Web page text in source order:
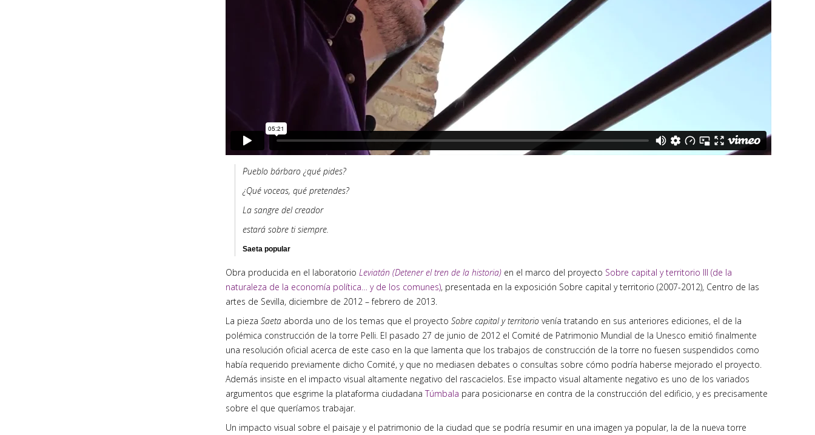
Pueblo bárbaro ¿qué pides?
¿Qué voceas, qué pretendes?
La sangre del creador
estará sobre ti siempre.
Saeta popular
Obra producida en el laboratorio Leviatán (Detener el tren de la historia) en el marco del proyecto Sobre capital y territorio III (de la
naturaleza de la economía política… y de los comunes), presentada en la exposición Sobre capital y territorio (2007-2012), Centro de las
artes de Sevilla, diciembre de 2012 – febrero de 2013.
La pieza Saeta aborda uno de los temas que el proyecto Sobre capital y territorio venía tratando en sus anteriores ediciones, el de la
polémica construcción de la torre Pelli. El pasado 27 de junio de 2012 el Comité de Patrimonio Mundial de la Unesco emitió finalmente
una resolución oficial acerca de este caso en la que lamenta que los trabajos de construcción de la torre no fuesen suspendidos como
había requerido previamente dicho Comité, y que no mediasen debates o consultas sobre cómo podría haberse mejorado el proyecto.
Además insiste en el impacto visual altamente negativo del rascacielos. Ese impacto visual altamente negativo es uno de los variados
argumentos que esgrime la plataforma ciudadanaTúmbala para posicionarse en contra de la construcción del edificio, y es precisamente
sobre el que queríamos trabajar.
Un impacto visual sobre el paisaje y el patrimonio de la ciudad que se podría resumir en una imagen ya popular, la de la nueva torre